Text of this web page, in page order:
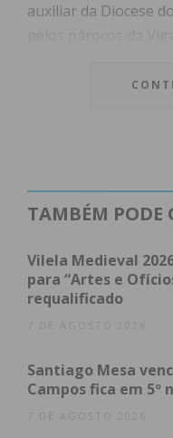
auxiliar da Diocese
As paróquias da
formado por
importante das
acolhimento e da
linha com o tema do
celebração, foi feita
ano jubilar.
TAMBÉM PODE
Vilela Medieval
para “Artes e
requalificado
7 DE AGOSTO 2026
Santiago Mesa
Campos fica em 5º
7 DE AGOSTO 2026